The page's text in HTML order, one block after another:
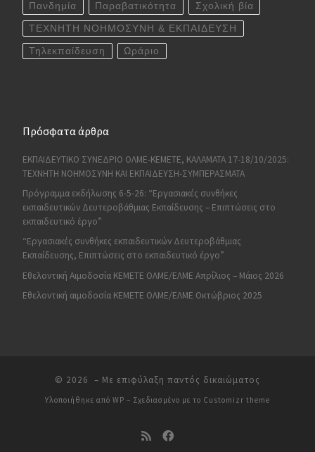
Πανδημία Παραβατικότητα Σχολική βία
ΤΕΧΝΗΤΗ ΝΟΗΜΟΣΥΝΗ & ΕΚΠΑΙΔΕΥΣΗ
Τηλεκπαίδευση Ωράριο
Πρόσφατα άρθρα
ΕΚΠΑΙΔΕΥΤΙΚΟ ΣΥΝΕΔΡΙΟ ΟΛΜΕ-ΚΕΜΕΤΕ, ΚΑΛΑΜΑΤΑ 17-18/10/2025:
ΤΕΧΝΗΤΗ ΝΟΗΜΟΣΥΝΗ ΚΑΙ ΕΚΠΑΙΔΕΥΣΗ-ΣΥΜΠΕΡΑΣΜΑΤΑ
Πρόγραμμα εκδήλωσης 6-5-26: “Εργασιακές συνθήκες
εκπαιδευτικών Δευτεροβάθμιας Εκπαίδευσης – Επιπτώσεις στο
εκπαιδευτικό έργο”
“Εργασιακές συνθήκες εκπαιδευτικών Δευτεροβάθμιας
Εκπαίδευσης, Επιπτώσεις στο εκπαιδευτικό έργο”
Εθελοντική Αιμοδοσία ΚΕΜΕΤΕ ΟΛΜΕ/ΕΛΜΕ Απρίλιος – Μάιος 2026
Εθελοντική αιμοδοσία ΚΕΜΕΤΕ ΟΛΜΕ/ΕΛΜΕ Οκτώβριος 2025
© 2026 – Με επιφύλαξη παντός δικαιώματος
Υλοποιήθηκε από WP – Σχεδιασμένο με το Customizr theme